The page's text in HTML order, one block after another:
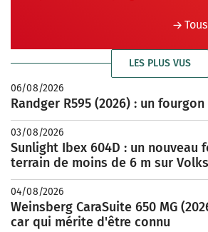
LES PLUS VUS
06/08/2026
Randger R595 (2026) : un
03/08/2026
Sunlight Ibex 604D : un nouveau
terrain de moins de 6 m sur
04/08/2026
Weinsberg CaraSuite 650 MG
car qui mérite d'être connu